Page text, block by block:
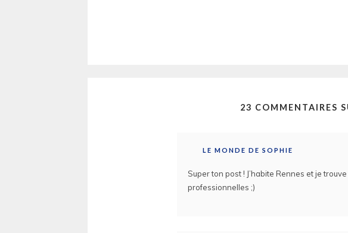
23 COMMENTAIRES
LE MONDE DE SOPHIE
Super ton post ! J’habite Rennes et je
professionnelles ;)